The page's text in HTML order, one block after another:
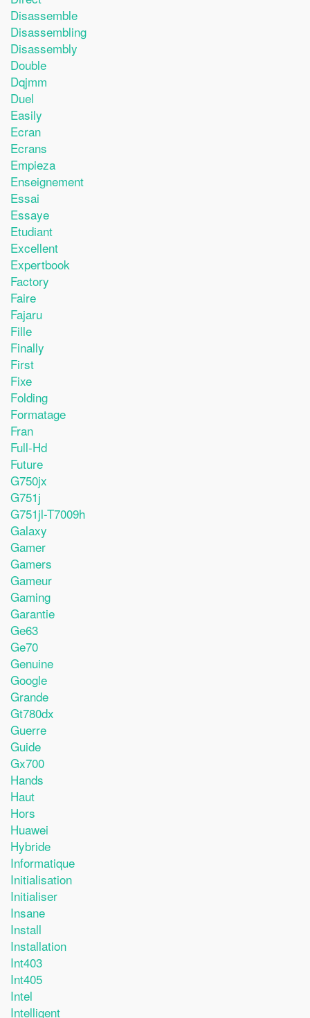
Disassemble
Disassembling
Disassembly
Double
Dqjmm
Duel
Easily
Ecran
Ecrans
Empieza
Enseignement
Essai
Essaye
Etudiant
Excellent
Expertbook
Factory
Faire
Fajaru
Fille
Finally
First
Fixe
Folding
Formatage
Fran
Full-Hd
Future
G750jx
G751j
G751jl-T7009h
Galaxy
Gamer
Gamers
Gameur
Gaming
Garantie
Ge63
Ge70
Genuine
Google
Grande
Gt780dx
Guerre
Guide
Gx700
Hands
Haut
Hors
Huawei
Hybride
Informatique
Initialisation
Initialiser
Insane
Install
Installation
Int403
Int405
Intel
Intelligent